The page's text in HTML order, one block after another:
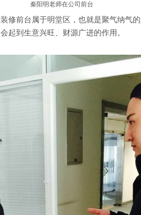
秦阳明老师在公司前台
修前台属于明堂区，也就是聚气纳气的
起到生意兴旺、财源广进的作用。